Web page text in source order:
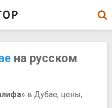
на русском
» в Дубае, цены,